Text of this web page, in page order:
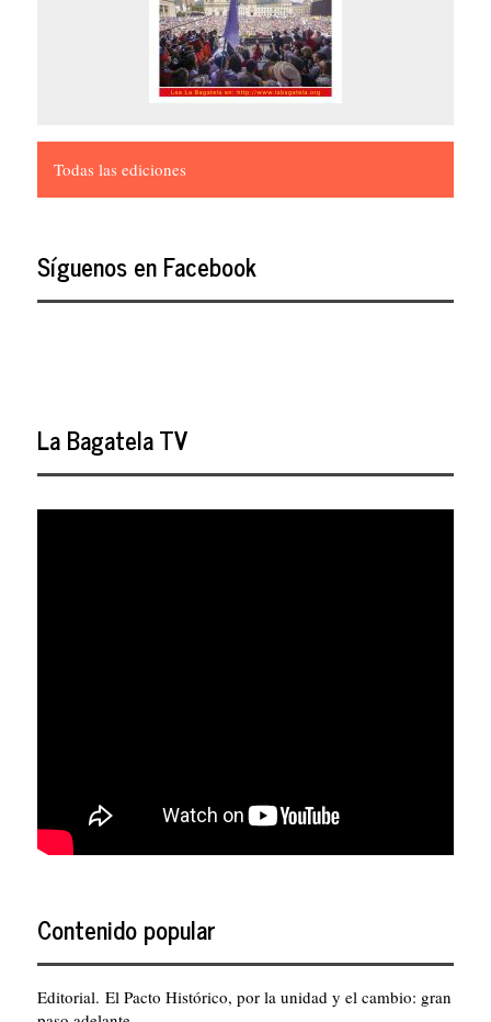
Todas las ediciones
Síguenos en Facebook
La Bagatela TV
Contenido popular
Editorial. El Pacto Histórico, por la unidad y el cambio: gran